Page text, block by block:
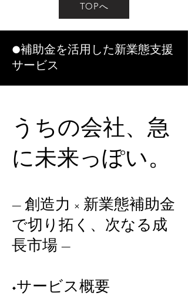
TOPへ
●補助金を活用した新業態支援
サービス
うちの会社、急
に未来っぽい。​
― 創造力 × 新業態補助金
で切り拓く、次なる成
長市場 ―
◆サービス概要